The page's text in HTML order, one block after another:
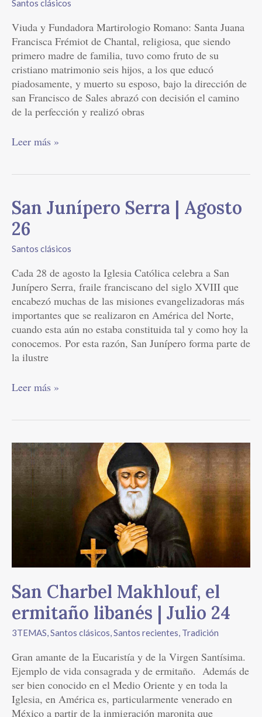
Santos clásicos
Viuda y Fundadora Martirologio Romano: Santa Juana
Francisca Frémiot de Chantal, religiosa, que siendo
primero madre de familia, tuvo como fruto de su
cristiano matrimonio seis hijos, a los que educó
piadosamente, y muerto su esposo, bajo la dirección de
san Francisco de Sales abrazó con decisión el camino
de la perfección y realizó obras
|
Agosto
12
Leer más »
San Junípero Serra | Agosto
26
Santos clásicos
Cada 28 de agosto la Iglesia Católica celebra a San
Junípero Serra, fraile franciscano del siglo XVIII que
encabezó muchas de las misiones evangelizadoras más
importantes que se realizaron en América del Norte,
cuando esta aún no estaba constituida tal y como hoy la
conocemos. Por esta razón, San Junípero forma parte de
la ilustre
San
Junípero
Serra
|
26
Leer más »
San Charbel Makhlouf, el
ermitaño libanés | Julio 24
3TEMAS,Santos clásicos,Santos recientes, Tradición
Gran amante de la Eucaristía y de la Virgen Santísima.
Ejemplo de vida consagrada y de ermitaño. Además de
ser bien conocido en el Medio Oriente y en toda la
Iglesia, en América es, particularmente venerado en
México a partir de la inmigración maronita que
San
Charbel
Makhlouf,